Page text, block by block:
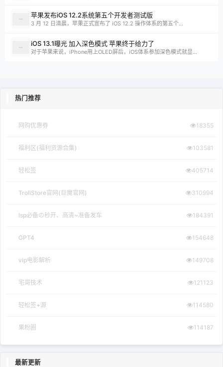
苹果发布iOS 12.2系统第五个开发者测试版
3 月 12 日清晨，苹果正式宣布了 iOS 12.2 操作体系的第五个...
iOS 13.1曝光 加入深色模式 苹果终于给力了
对于苹果来说，iPhone用上OLED屏后，iOS体系参加深色模式就显...
热门推荐
网购优惠券 18355
福利区(福利资源合集) 103581
轻松签 405714
TrollStore官网(巨魔官网) 310994
lsp必备の秒开、高清~准备发车 184391
GPT4 154648
vip电影解析 149708
宅哥技术 121123
轻松签+源 114580
果粉圈 114187
最新更新